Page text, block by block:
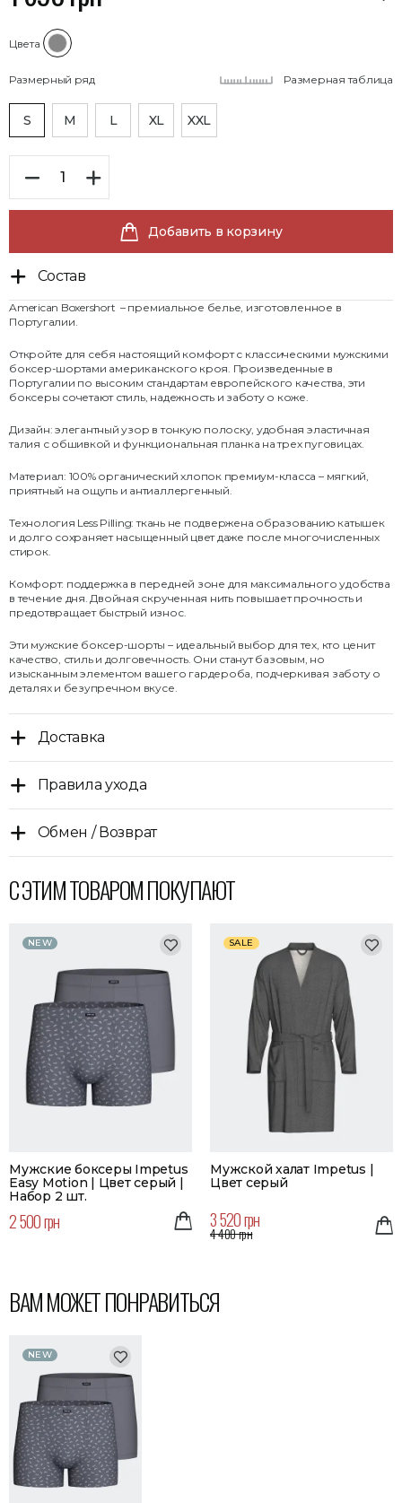
Цвета
Размерный ряд Размерная таблица
S M L XL XXL
Добавить в корзину
Состав
American Boxershort – премиальное белье, изготовленное в
Португалии.
Откройте для себя настоящий комфорт с классическими мужскими
боксер-шортами американского кроя. Произведенные в
Португалии по высоким стандартам европейского качества, эти
боксеры сочетают стиль, надежность и заботу о коже.
Дизайн: элегантный узор в тонкую полоску, удобная эластичная
талия с обшивкой и функциональная планка на трех пуговицах.
Материал: 100% органический хлопок премиум-класса – мягкий,
приятный на ощупь и антиаллергенный.
Технология Less Pilling: ткань не подвержена образованию катышек
и долго сохраняет насыщенный цвет даже после многочисленных
стирок.
Комфорт: поддержка в передней зоне для максимального удобства
в течение дня. Двойная скрученная нить повышает прочность и
предотвращает быстрый износ.
Эти мужские боксер-шорты – идеальный выбор для тех, кто ценит
качество, стиль и долговечность. Они станут базовым, но
изысканным элементом вашего гардероба, подчеркивая заботу о
деталях и безупречном вкусе.
Доставка
Правила ухода
Обмен / Возврат
С ЭТИМ ТОВАРОМ ПОКУПАЮТ
NEW
Мужские боксеры Impetus
Easy Motion | Цвет серый |
Набор 2 шт.
2 500 грн
SALE
Мужской халат Impetus |
Цвет серый
3 520 грн
4 400 грн
ВАМ МОЖЕТ ПОНРАВИТЬСЯ
NEW